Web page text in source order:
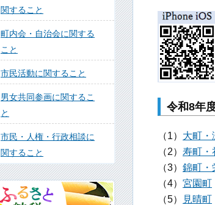
令和8年
（1） 大町・
（2） 寿町・
（3） 錦町・
（4） 宮園町
（5）
見晴町
関すること
町内会・自治会に関する
こと
市民活動に関すること
男女共同参画に関するこ
と
市民・人権・行政相談に
関すること